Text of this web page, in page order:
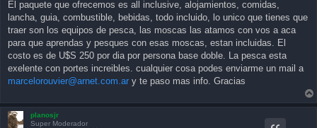
El paquete que ofrecemos es all inclusive, alojamientos, comidas,
lancha, guia, combustible, bebidas, todo incluido, lo unico que tienes que
traer son los equipos de pesca, las moscas las atamos con vos a aca
para que aprendas y pesques con esas moscas, estan incluidas. El
costo es de U$S 250 por dia por persona base doble. La pesca esta
exelente con portes increibles. cualquier cosa podes enviarme un mail a
marcelorouvier@arnet.com.ar y te paso mas info. Gracias
planosjr
Super Moderador